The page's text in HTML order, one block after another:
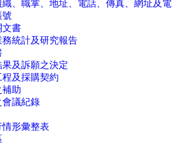
、職掌、地址、電話、傳真、網址及電
號
文書
統計及研究報告
及訴願之決定
及採購契約
補助
會議紀錄
形彙整表